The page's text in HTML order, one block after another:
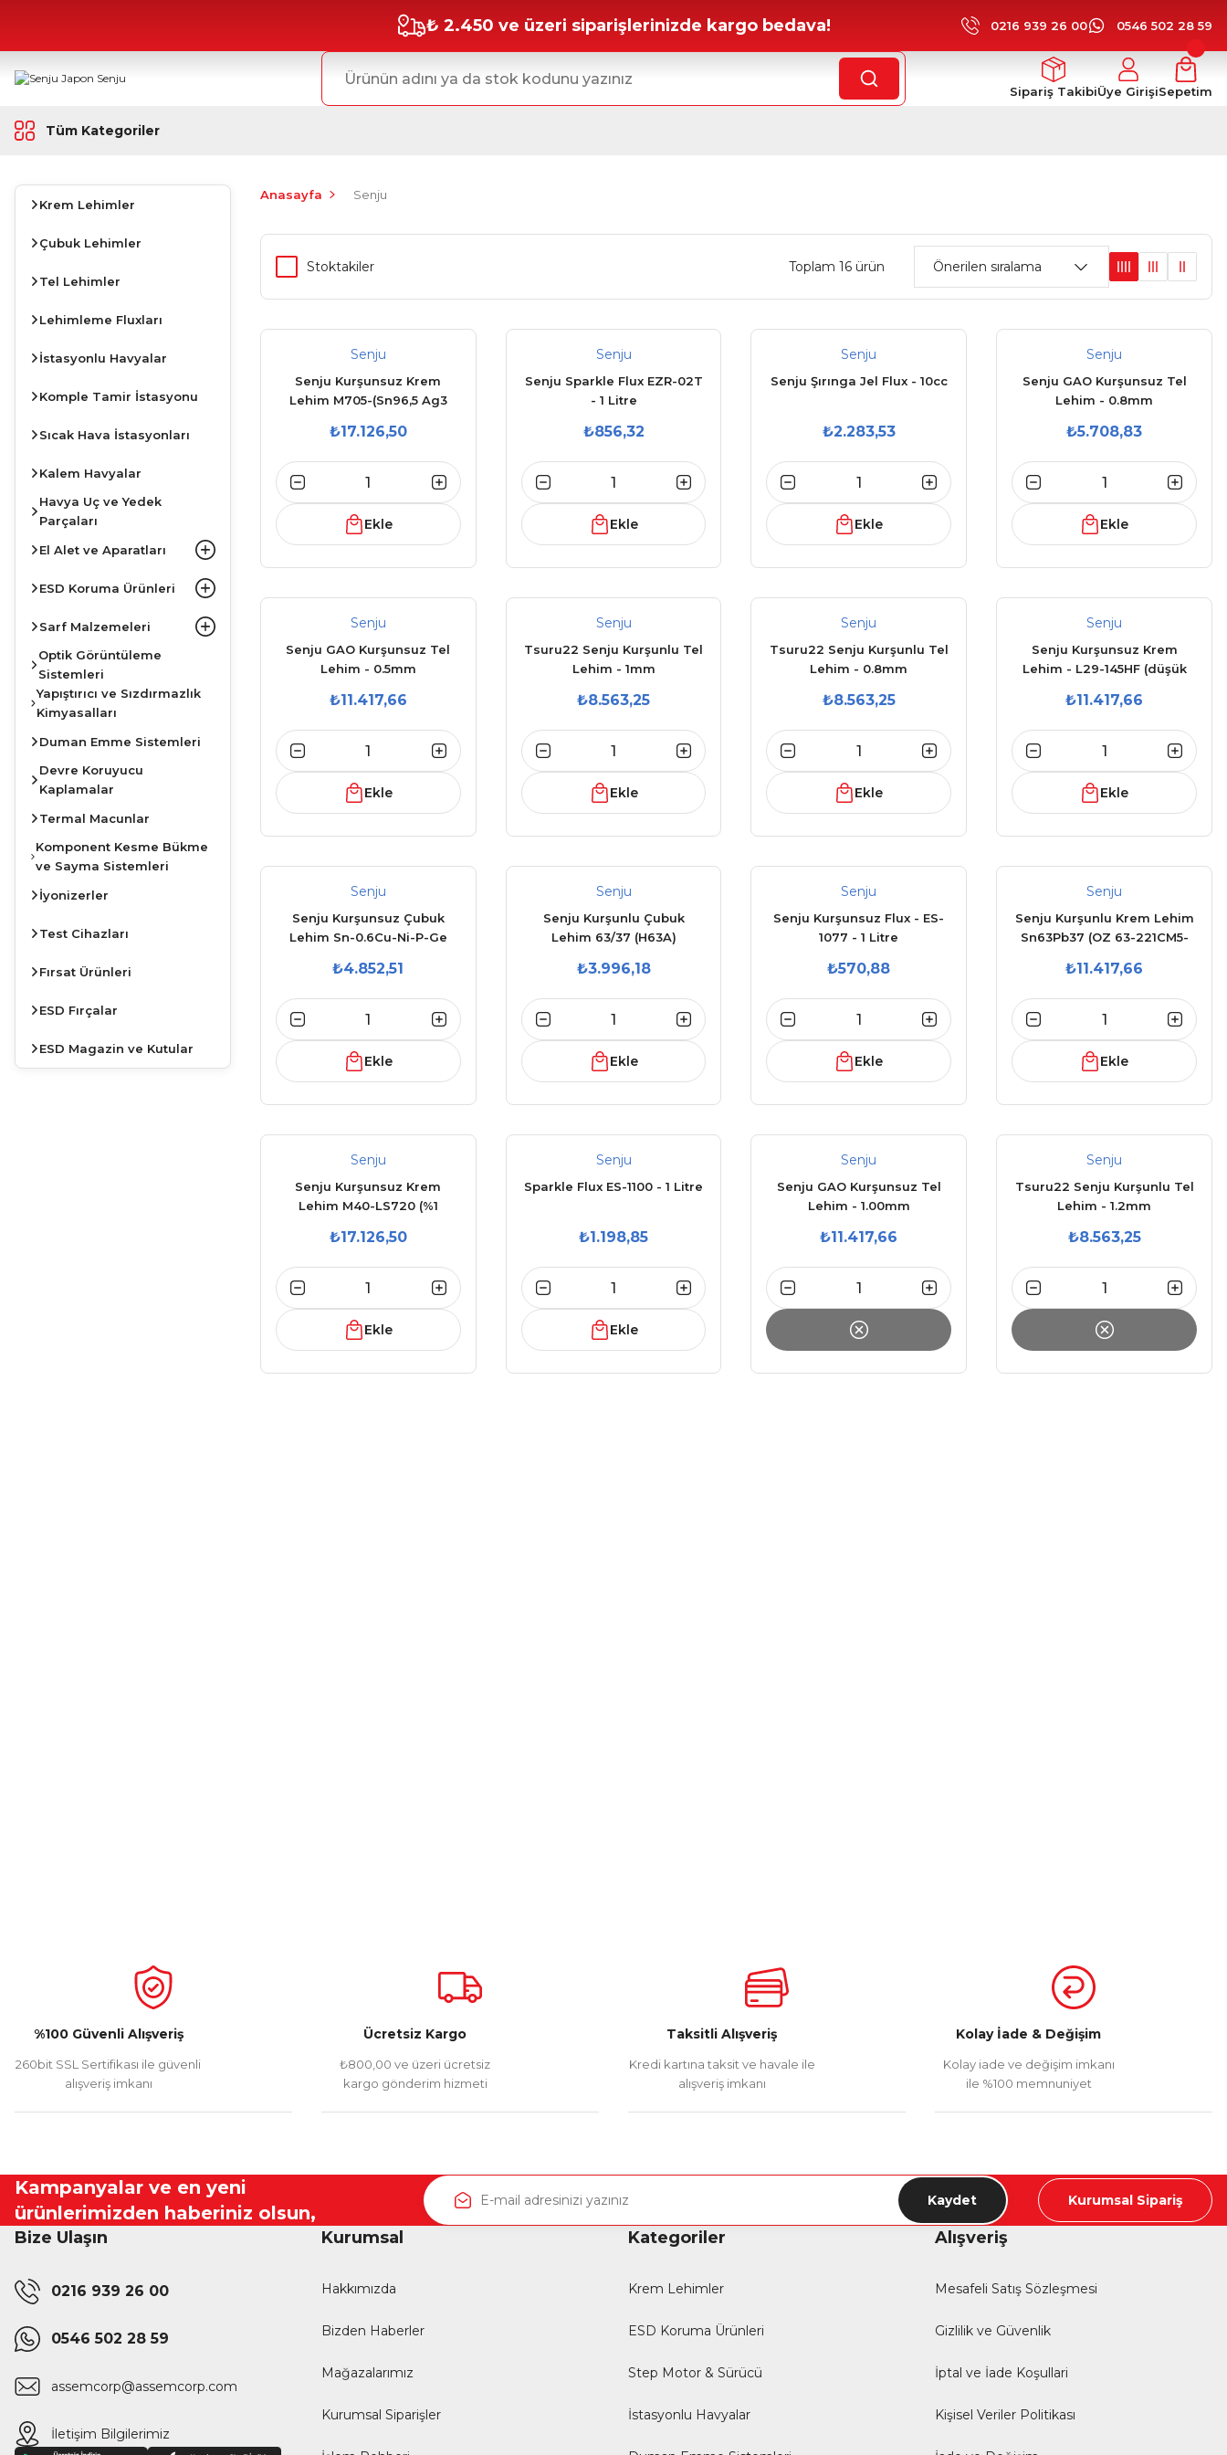
₺ 2.450 ve üzeri siparişlerinizde kargo bedava! 0216 939 26 00 0546 502 28 59
Sipariş TakibiÜye GirişiSepetim
Tüm Kategoriler
Krem Lehimler
Çubuk Lehimler
Tel Lehimler
Lehimleme Fluxları
İstasyonlu Havyalar
Komple Tamir İstasyonu
Sıcak Hava İstasyonları
Kalem Havyalar
Havya Uç ve Yedek
Parçaları
El Alet ve Aparatları
ESD Koruma Ürünleri
Sarf Malzemeleri
Optik Görüntüleme
Sistemleri
Yapıştırıcı ve Sızdırmazlık
Kimyasalları
Duman Emme Sistemleri
Devre Koruyucu
Kaplamalar
Termal Macunlar
Komponent Kesme Bükme
ve Sayma Sistemleri
İyonizerler
Test Cihazları
Fırsat Ürünleri
ESD Fırçalar
ESD Magazin ve Kutular
Anasayfa Senju
Stoktakiler Toplam 16 ürün
Senju
Senju Kurşunsuz Krem
Lehim M705-(Sn96,5 Ag3
₺17.126,50
Ekle
Senju
Senju Sparkle Flux EZR-02T
- 1 Litre
₺856,32
Ekle
Senju
Senju Şırınga Jel Flux - 10cc
₺2.283,53
Ekle
Senju
Senju GAO Kurşunsuz Tel
Lehim - 0.8mm
₺5.708,83
Ekle
Senju
Senju GAO Kurşunsuz Tel
Lehim - 0.5mm
₺11.417,66
Ekle
Senju
Tsuru22 Senju Kurşunlu Tel
Lehim - 1mm
₺8.563,25
Ekle
Senju
Tsuru22 Senju Kurşunlu Tel
Lehim - 0.8mm
₺8.563,25
Ekle
Senju
Senju Kurşunsuz Krem
Lehim - L29-145HF (düşük
₺11.417,66
Ekle
Senju
Senju Kurşunsuz Çubuk
Lehim Sn-0.6Cu-Ni-P-Ge
₺4.852,51
Ekle
Senju
Senju Kurşunlu Çubuk
Lehim 63/37 (H63A)
₺3.996,18
Ekle
Senju
Senju Kurşunsuz Flux - ES-
1077 - 1 Litre
₺570,88
Ekle
Senju
Senju Kurşunlu Krem Lehim
Sn63Pb37 (OZ 63-221CM5-
₺11.417,66
Ekle
Senju
Senju Kurşunsuz Krem
Lehim M40-LS720 (%1
₺17.126,50
Ekle
Senju
Sparkle Flux ES-1100 - 1 Litre
₺1.198,85
Ekle
Senju
Senju GAO Kurşunsuz Tel
Lehim - 1.00mm
₺11.417,66
Senju
Tsuru22 Senju Kurşunlu Tel
Lehim - 1.2mm
₺8.563,25
%100 Güvenli Alışveriş
260bit SSL Sertifikası ile güvenli
alışveriş imkanı
Ücretsiz Kargo
₺800,00 ve üzeri ücretsiz
kargo gönderim hizmeti
Taksitli Alışveriş
Kredi kartına taksit ve havale ile
alışveriş imkanı
Kolay İade & Değişim
Kolay iade ve değişim imkanı
ile %100 memnuniyet
Kampanyalar ve en yeni
ürünlerimizden haberiniz olsun,
Kaydet Kurumsal Sipariş
Bize Ulaşın
0216 939 26 00
0546 502 28 59
assemcorp@assemcorp.com
İletişim Bilgilerimiz
Kurumsal
Hakkımızda
Bizden Haberler
Mağazalarımız
Kurumsal Siparişler
Kategoriler
Krem Lehimler
ESD Koruma Ürünleri
Step Motor & Sürücü
İstasyonlu Havyalar
Alışveriş
Mesafeli Satış Sözleşmesi
Gizlilik ve Güvenlik
İptal ve İade Koşullari
Kişisel Veriler Politikası